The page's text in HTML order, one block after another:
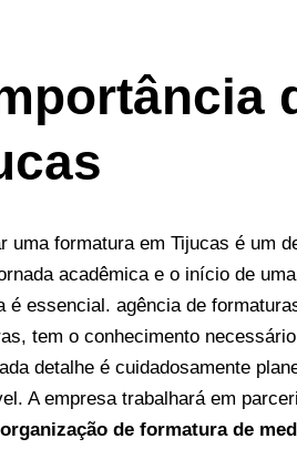
uma formatura em Tijucas é um
acadêmica e o início de
é essencial. agência de
tem o conhecimento
detalhe é cuidadosamente
A empresa trabalhará em
organização de formatura de